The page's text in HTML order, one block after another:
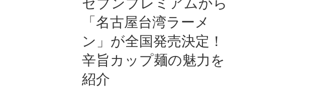
セブンプレミアムから
「名古屋台湾ラーメ
ン」が全国発売決定！
辛旨カップ麺の魅力を
紹介